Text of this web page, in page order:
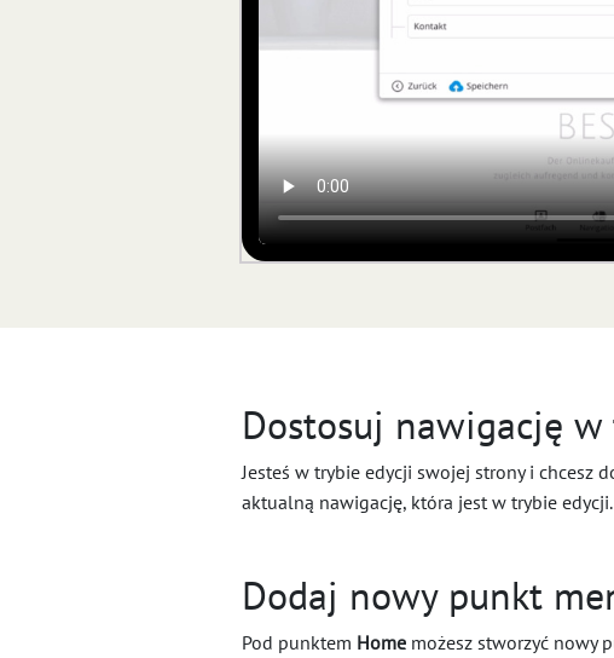
Dostosuj nawigację
Jesteś w trybie edycji swojej strony i chcesz
aktualną nawigację, która jest w trybie edycji.
Dodaj nowy punkt
Pod punktem Home możesz stworzyć nowy